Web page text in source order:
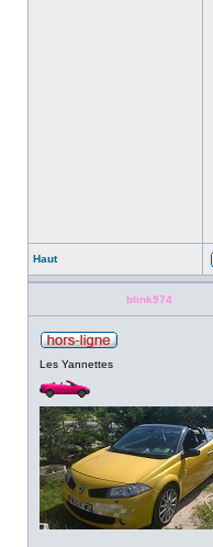
Haut
blink974
Les Yannettes